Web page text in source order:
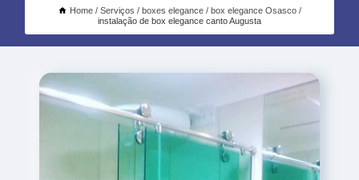
Home Serviços boxes elegance
box elegance Osasco
instalação de box elegance canto Augusta